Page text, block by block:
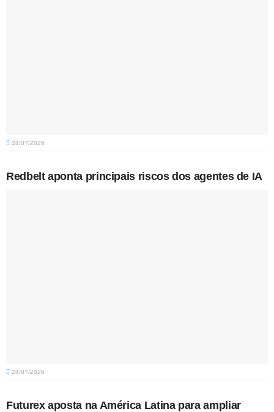
24/07/2026
Redbelt aponta principais riscos dos agentes de IA
24/07/2026
Futurex aposta na América Latina para ampliar